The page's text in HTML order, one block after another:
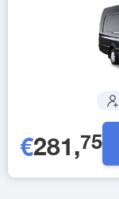
€281,75